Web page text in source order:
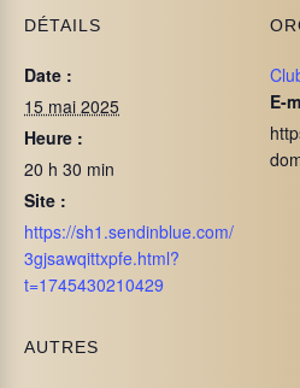
DÉTAILS
Date :
15 mai 2025
Heure :
20 h 30 min
Site :
https://sh1.sendinblue.com/
3gjsawqittxpfe.html?
t=1745430210429
E-
AUTRES